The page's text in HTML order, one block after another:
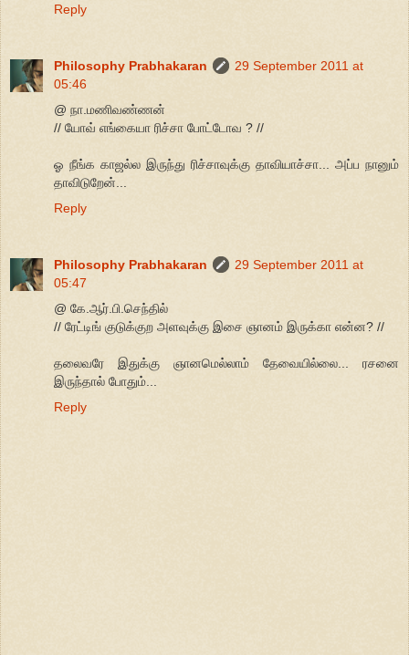
Reply
Philosophy Prabhakaran
29 September 2011 at
05:46
@ நா.மணிவண்ணன்
// யோவ் எங்கையா ரிச்சா போட்டோவ ? //
ஓ நீங்க காஜல்ல இருந்து ரிச்சாவுக்கு தாவியாச்சா... அப்ப நானும்
தாவிடுறேன்...
Reply
Philosophy Prabhakaran
29 September 2011 at
05:47
@ கே.ஆர்.பி.செந்தில்
// ரேட்டிங் குடுக்குற அளவுக்கு இசை ஞானம் இருக்கா என்ன? //
தலைவரே இதுக்கு ஞானமெல்லாம் தேவையில்லை... ரசனை
இருந்தால் போதும்...
Reply